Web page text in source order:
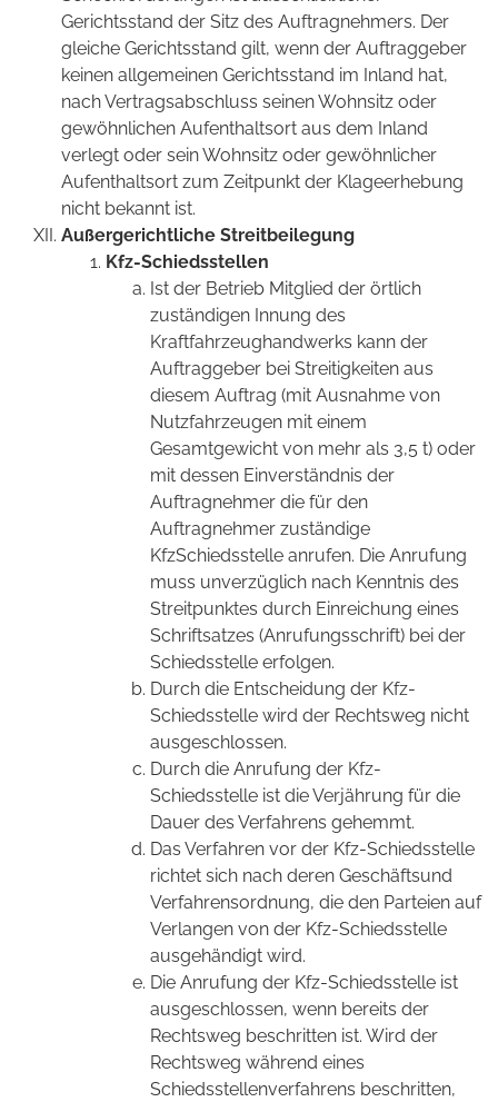
Gerichtsstand der Sitz des Auftragnehmers. Der
gleiche Gerichtsstand gilt, wenn der Auftraggeber
keinen allgemeinen Gerichtsstand im Inland hat,
nach Vertragsabschluss seinen Wohnsitz oder
gewöhnlichen Aufenthaltsort aus dem Inland
verlegt oder sein Wohnsitz oder gewöhnlicher
Aufenthaltsort zum Zeitpunkt der Klageerhebung
nicht bekannt ist.
Außergerichtliche Streitbeilegung
Kfz-Schiedsstellen
Ist der Betrieb Mitglied der örtlich
zuständigen Innung des
Kraftfahrzeughandwerks kann der
Auftraggeber bei Streitigkeiten aus
diesem Auftrag (mit Ausnahme von
Nutzfahrzeugen mit einem
Gesamtgewicht von mehr als 3,5 t) oder
mit dessen Einverständnis der
Auftragnehmer die für den
Auftragnehmer zuständige
KfzSchiedsstelle anrufen. Die Anrufung
muss unverzüglich nach Kenntnis des
Streitpunktes durch Einreichung eines
Schriftsatzes (Anrufungsschrift) bei der
Schiedsstelle erfolgen.
Durch die Entscheidung der Kfz-
Schiedsstelle wird der Rechtsweg nicht
ausgeschlossen.
Durch die Anrufung der Kfz-
Schiedsstelle ist die Verjährung für die
Dauer des Verfahrens gehemmt.
Das Verfahren vor der Kfz-Schiedsstelle
richtet sich nach deren Geschäftsund
Verfahrensordnung, die den Parteien auf
Verlangen von der Kfz-Schiedsstelle
ausgehändigt wird.
Die Anrufung der Kfz-Schiedsstelle ist
ausgeschlossen, wenn bereits der
Rechtsweg beschritten ist. Wird der
Rechtsweg während eines
Schiedsstellenverfahrens beschritten,